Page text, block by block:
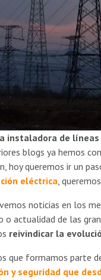
instaladora de
blogs ya hemos
hoy queremos ir un
eléctrica,
noticias en los
o actualidad de las
reivindicar la
que formamos parte
y seguridad que